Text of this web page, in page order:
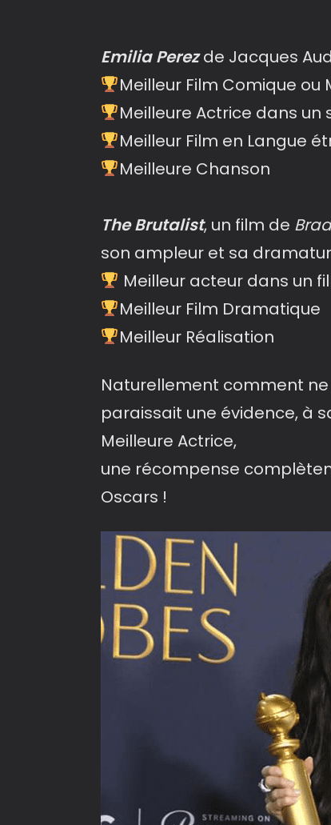
Emilia Perezde Jacques
Meilleur Film Comique ou
Meilleure Actrice dans un
Meilleur Film en Langue
Meilleure Chanson
The Brutalist, un film de
son ampleur et sa
Meilleur acteur dans un
Meilleur Film Dramatique
Meilleur Réalisation
Naturellement comment
paraissait une évidence, à
Meilleure Actrice,
une récompense
Oscars !